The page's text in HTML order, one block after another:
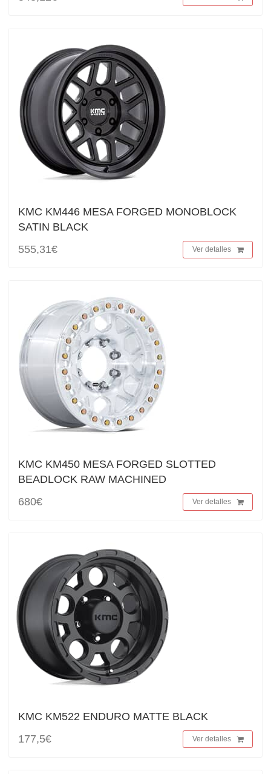
KMC KM446 MESA FORGED MONOBLOCK
SATIN BLACK
555,31€
Ver detalles
KMC KM450 MESA FORGED SLOTTED
BEADLOCK RAW MACHINED
680€
Ver detalles
KMC KM522 ENDURO MATTE BLACK
177,5€
Ver detalles